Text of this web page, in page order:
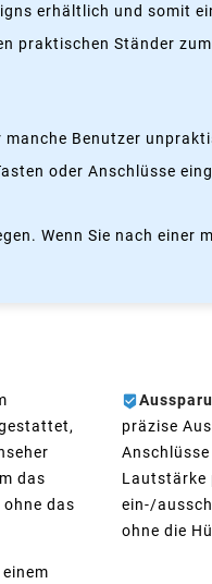
erhältlich und somit
praktischen Ständer
Benutzer
oder Anschlüsse
Wenn Sie nach einer
das
ohne das
präzise
Lautstärke
ein-/
ohne die